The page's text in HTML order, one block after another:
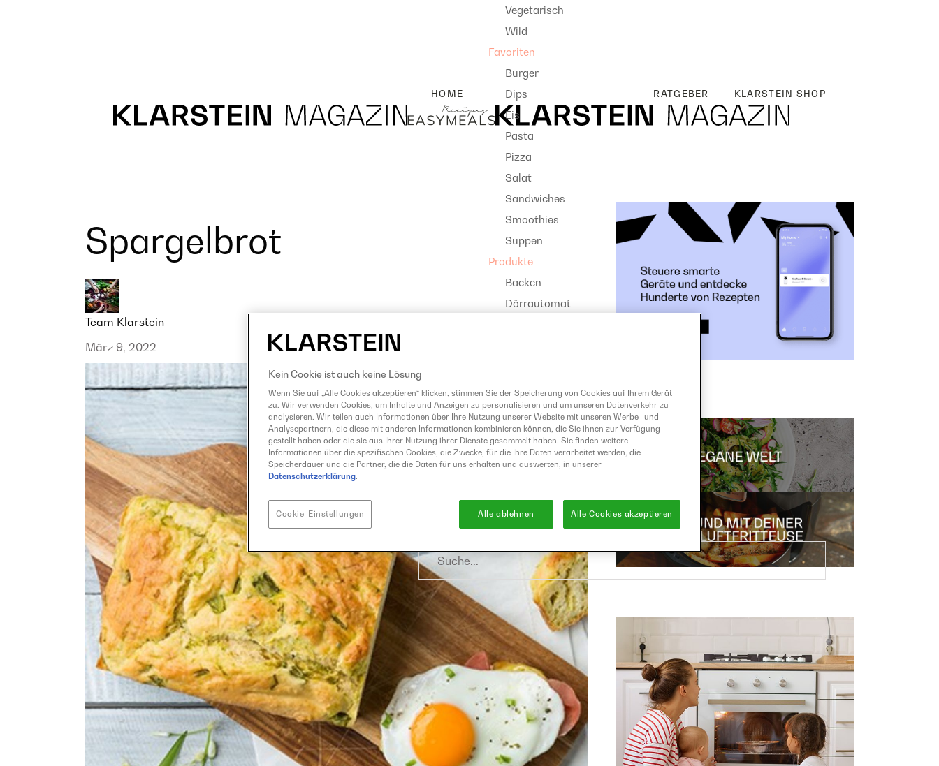
HOME
Vegetarisch
Wild
Favoriten
Burger
Dips
Eis
Pasta
Pizza
Salat
Sandwiches
Smoothies
Suppen
Produkte
Backen
Dörrautomat
Grillen
Heißluftfritteuse
Kochen
Küchenmaschine
Mixer
Sous Vide
RATGEBER KLARSTEIN SHOP
Spargelbrot
Team Klarstein
März 9, 2022
Kein Cookie ist auch keine Lösung
Wenn Sie auf „Alle Cookies akzeptieren“ klicken, stimmen Sie der Speicherung von Cookies auf Ihrem Gerät
zu. Wir verwenden Cookies, um Inhalte und Anzeigen zu personalisieren und um unseren Datenverkehr zu
analysieren. Wir teilen auch Informationen über Ihre Nutzung unserer Website mit unseren Werbe- und
Analysepartnern, die diese mit anderen Informationen kombinieren können, die Sie ihnen zur Verfügung
gestellt haben oder die sie aus Ihrer Nutzung ihrer Dienste gesammelt haben. Sie finden weitere
Informationen über die spezifischen Cookies, die Zwecke, für die Ihre Daten verarbeitet werden, die
Speicherdauer und die Partner, die die Daten für uns erhalten und auswerten, in unserer
Datenschutzerklärung.
Cookie-Einstellungen Alle ablehnen Alle Cookies akzeptieren